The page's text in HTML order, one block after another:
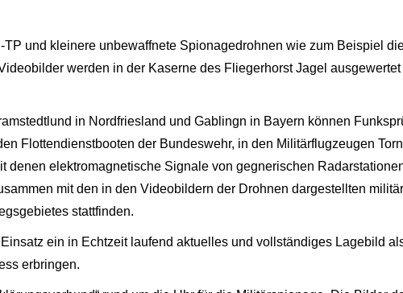
und kleinere unbewaffnete Spionagedrohnen wie zum Beispiel
werden in der Kaserne des Fliegerhorst Jagel
in Nordfriesland und Gablingn in Bayern können
Flottendienstbooten der Bundeswehr, in den Militärflugzeugen
denen elektromagnetische Signale von gegnerischen
mit den in den Videobildern der Drohnen dargestellten
stattfinden.
ein in Echtzeit laufend aktuelles und vollständiges Lagebild
erbringen.